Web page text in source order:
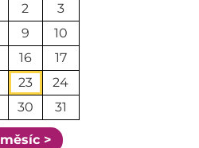
2
3
9
10
16
17
23
24
30 31
měsíc >